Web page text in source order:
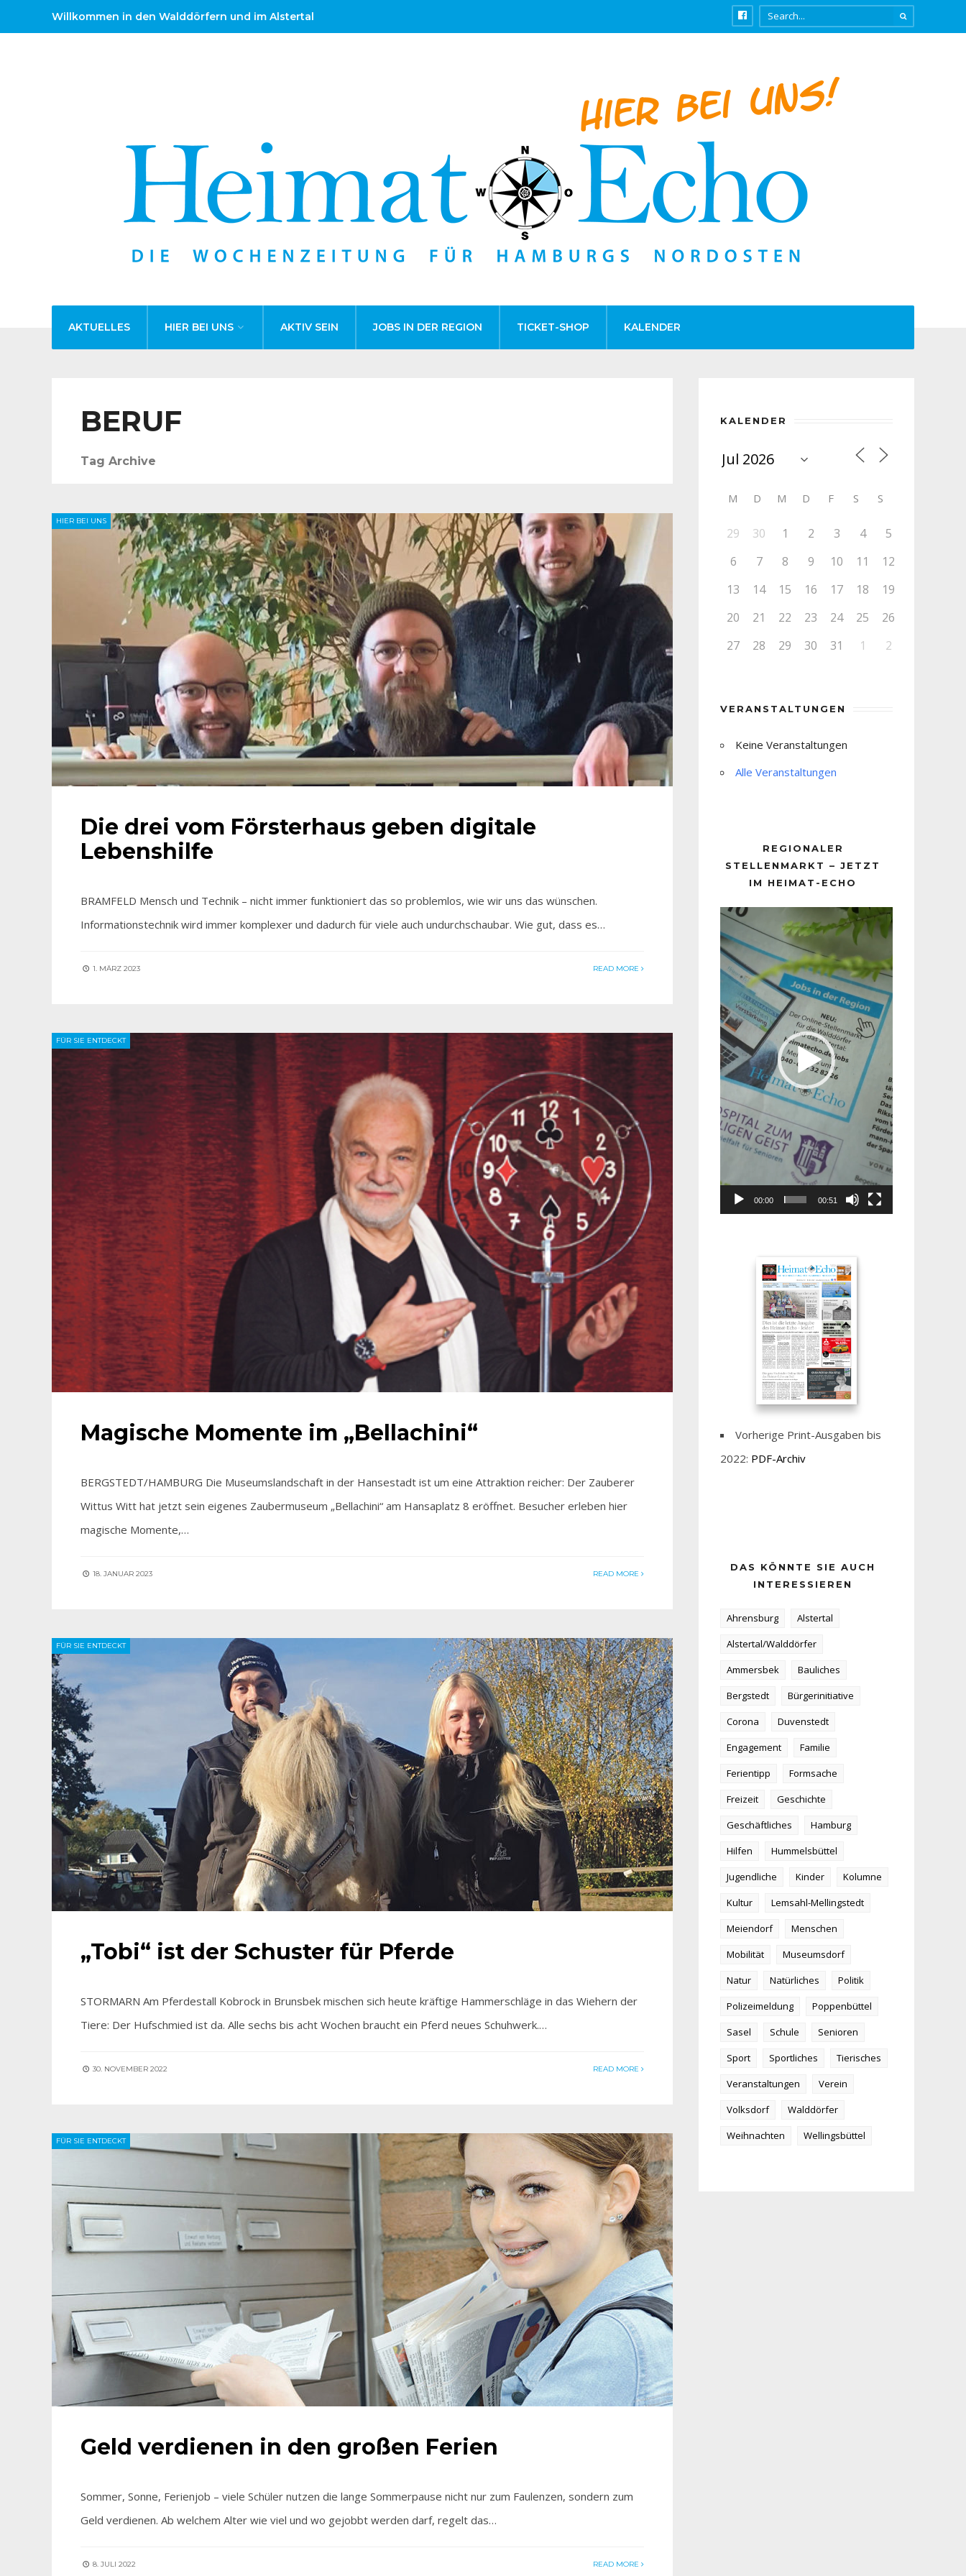
Willkommen in den Walddörfern und im Alstertal
AKTUELLES HIER BEI UNS AKTIV SEIN JOBS IN DER REGION TICKET-SHOP KALENDER
BERUF
Tag Archive
HIER BEI UNS
Die drei vom Försterhaus geben digitale
Lebenshilfe
BRAMFELD Mensch und Technik – nicht immer funktioniert das so problemlos, wie wir uns das wünschen.
Informationstechnik wird immer komplexer und dadurch für viele auch undurchschaubar. Wie gut, dass es…
1. MÄRZ 2023 READ MORE
FÜR SIE ENTDECKT
Magische Momente im „Bellachini“
BERGSTEDT/HAMBURG Die Museumslandschaft in der Hansestadt ist um eine Attraktion reicher: Der Zauberer
Wittus Witt hat jetzt sein eigenes Zaubermuseum „Bellachini“ am Hansaplatz 8 eröffnet. Besucher erleben hier
magische Momente,…
18. JANUAR 2023 READ MORE
FÜR SIE ENTDECKT
„Tobi“ ist der Schuster für Pferde
STORMARN Am Pferdestall Kobrock in Brunsbek mischen sich heute kräftige Hammerschläge in das Wiehern der
Tiere: Der Hufschmied ist da. Alle sechs bis acht Wochen braucht ein Pferd neues Schuhwerk.…
30. NOVEMBER 2022 READ MORE
FÜR SIE ENTDECKT
Geld verdienen in den großen Ferien
Sommer, Sonne, Ferienjob – viele Schüler nutzen die lange Sommerpause nicht nur zum Faulenzen, sondern zum
Geld verdienen. Ab welchem Alter wie viel und wo gejobbt werden darf, regelt das…
8. JULI 2022 READ MORE
KALENDER
M D M D F S S
29 30 1 2 3 4
5
6
7 8 9 10 11
12
13
14 15 16 17 18
19
20
21 22 23 24 25
26
27
28 29 30 31 1 2
VERANSTALTUNGEN
Keine Veranstaltungen
Alle Veranstaltungen
REGIONALER
STELLENMARKT – JETZT
IM HEIMAT-ECHO
Player
00:00 00:51
Vorherige Print-Ausgaben bis
2022: PDF-Archiv
DAS KÖNNTE SIE AUCH
INTERESSIEREN
Ahrensburg
Alstertal
Alstertal/Walddörfer
Ammersbek
Bauliches
Bergstedt
Bürgerinitiative
Corona
Duvenstedt
Engagement
Familie
Ferientipp
Formsache
Freizeit
Geschichte
Geschäftliches
Hamburg
Hilfen
Hummelsbüttel
Jugendliche
Kinder
Kolumne
Kultur
Lemsahl-Mellingstedt
Meiendorf
Menschen
Mobilität
Museumsdorf
Natur
Natürliches
Politik
Polizeimeldung
Poppenbüttel
Sasel
Schule
Senioren
Sport
Sportliches
Tierisches
Veranstaltungen
Verein
Volksdorf
Walddörfer
Weihnachten
Wellingsbüttel